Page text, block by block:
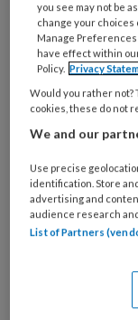
(semi)
Reportage
schoenen
2014;27 (
Reageer
you see may not be
change your
Manage Preferences
have effect within
Policy. Privacy
Would you rather not?
cookies, these do not
We and our
Use precise
identification. Store
advertising and
audience research
List of Partners